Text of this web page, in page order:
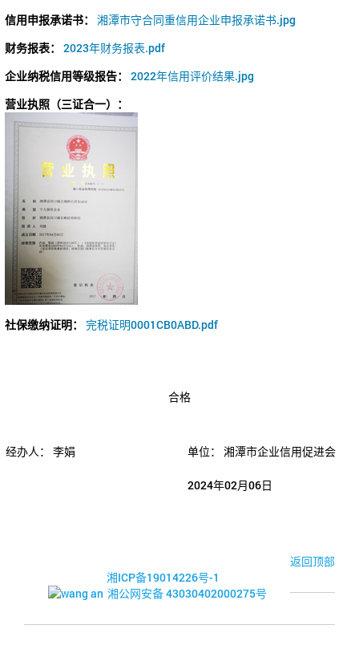
信用申报承诺书：
湘潭市守合同重信用企业申报承诺书.jpg
财务报表：
2023年财务报表.pdf
企业纳税信用等级报告：
2022年信用评价结果.jpg
营业执照（三证合一）：
社保缴纳证明： 完税证明0001CB0ABD.pdf
合格
经办人： 李娟 单位： 湘潭市企业信用促进会
2024年02月06日
返回顶部
湘ICP备19014226号-1
湘公网安备 43030402000275号